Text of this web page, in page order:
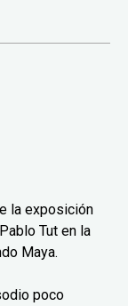
la exposición
Tut en la
Maya.
poco